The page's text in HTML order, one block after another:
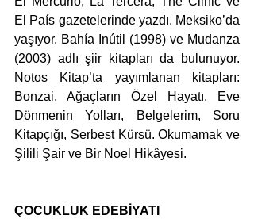
El País gazetelerinde yazdı. Meksiko’da
yaşıyor. Bahía Inútil (1998) ve Mudanza
(2003) adlı şiir kitapları da bulunuyor.
Notos Kitap’ta yayımlanan kitapları:
Bonzai, Ağaçların Özel Hayatı, Eve
Dönmenin Yolları, Belgelerim, Soru
Kitapçığı, Serbest Kürsü. Okumamak ve
Şilili Şair ve Bir Noel Hikâyesi.
ÇOCUKLUK EDEBİYATI